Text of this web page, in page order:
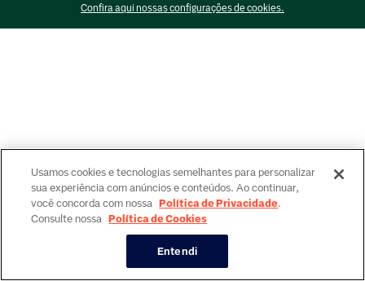
Confira aqui nossas configurações de cookies.
Usamos cookies e tecnologias semelhantes para personalizar
sua experiência com anúncios e conteúdos. Ao continuar,
você concorda com nossa Política de Privacidade.
Consulte nossa Política de Cookies
Entendi